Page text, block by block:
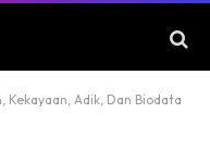
Kekayaan, Adik, Dan Biodata